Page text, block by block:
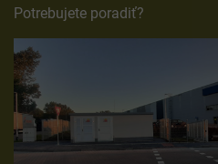
Potrebujete poradiť?